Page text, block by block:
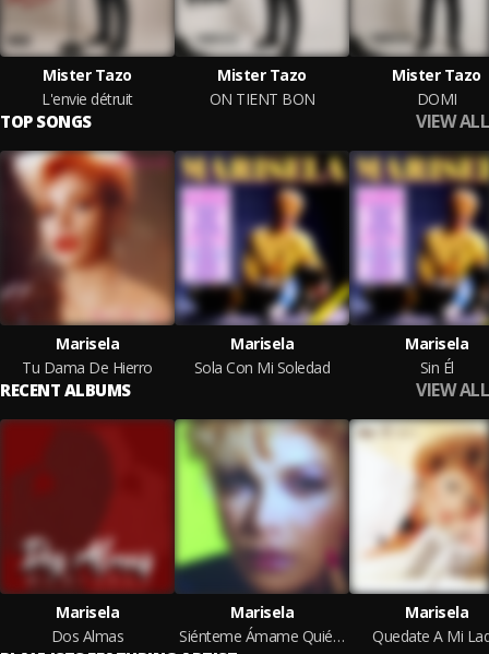
Mister Tazo
L'envie détruit
Mister Tazo
ON TIENT BON
Mister Tazo
DOMI
TOP SONGS VIEW ALL
Marisela
Tu Dama De Hierro
Marisela
Sola Con Mi Soledad
Marisela
Sin Él
RECENT ALBUMS VIEW ALL
Marisela
Dos Almas
Marisela
Siénteme Ámame Quiéreme
Marisela
Quedate A Mi